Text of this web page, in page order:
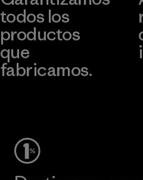
todos los
productos
que
fabricamos.